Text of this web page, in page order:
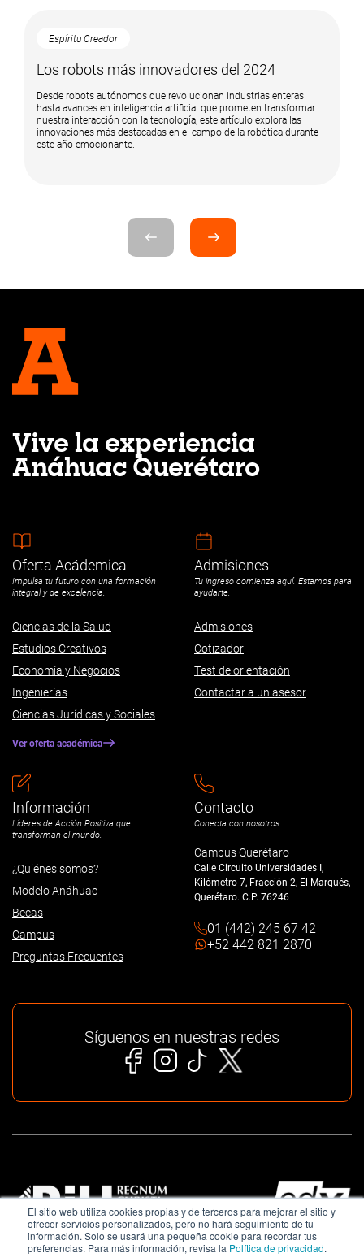
El sitio web utiliza cookies propias y de terceros para mejorar el sitio y
ofrecer servicios personalizados, pero no hará seguimiento de tu
información. Solo se usará una pequeña cookie para recordar tus
preferencias. Para más información, revisa la Política de privacidad.
Espíritu Creador
Los robots más innovadores del 2024
Desde robots autónomos que revolucionan industrias enteras
hasta avances en inteligencia artificial que prometen transformar
nuestra interacción con la tecnología, este artículo explora las
innovaciones más destacadas en el campo de la robótica durante
este año emocionante.
Vive la experiencia
Anáhuac Querétaro
Oferta Acádemica
Impulsa tu futuro con una formación
integral y de excelencia.
Ciencias de la Salud
Estudios Creativos
Economía y Negocios
Ingenierías
Ciencias Jurídicas y Sociales
Ver oferta académica
Admisiones
Tu ingreso comienza aquí. Estamos para
ayudarte.
Admisiones
Cotizador
Test de orientación
Contactar a un asesor
Información
Líderes de Acción Positiva que
transforman el mundo.
¿Quiénes somos?
Modelo Anáhuac
Becas
Campus
Preguntas Frecuentes
Contacto
Conecta con nosotros
Campus Querétaro
Calle Circuito Universidades I,
Kilómetro 7, Fracción 2, El Marqués,
Querétaro. C.P. 76246
01 (442) 245 67 42
+52 442 821 2870
Síguenos en nuestras redes